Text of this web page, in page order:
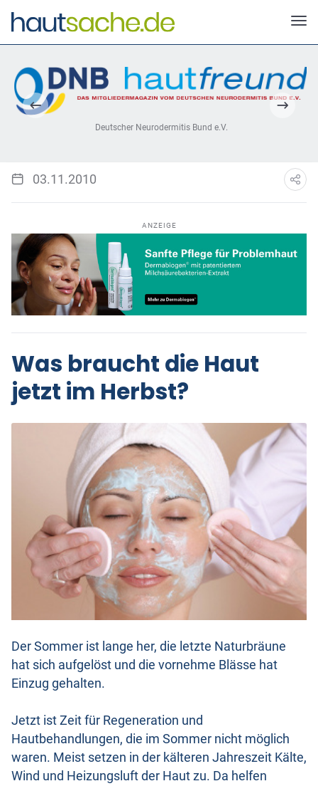
Deutscher Neurodermitis Bund e.V.
03.11.2010
ANZEIGE
Was braucht die Haut
jetzt im Herbst?
Der Sommer ist lange her, die letzte Naturbräune
hat sich aufgelöst und die vornehme Blässe hat
Einzug gehalten.
Jetzt ist Zeit für Regeneration und
Hautbehandlungen, die im Sommer nicht möglich
waren. Meist setzen in der kälteren Jahreszeit Kälte,
Wind und Heizungsluft der Haut zu. Da helfen